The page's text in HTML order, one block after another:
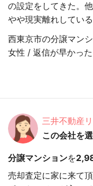
の設定をしてきた。
やや現実離れしてい
西東京市の分譲マン
女性 / 返信が早かっ
三井不動産
この会社を
分譲マンションを
売却査定に家に来て